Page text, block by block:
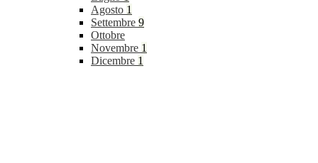
Agosto 1
Settembre 9
Ottobre
Novembre 1
Dicembre 1